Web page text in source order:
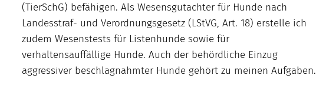
(TierSchG) befähigen. Als Wesensgutachter für Hunde nach
Landesstraf- und Verordnungsgesetz (LStVG, Art. 18) erstelle ich
zudem Wesenstests für Listenhunde sowie für
verhaltensauffällige Hunde. Auch der behördliche Einzug
aggressiver beschlagnahmter Hunde gehört zu meinen Aufgaben.